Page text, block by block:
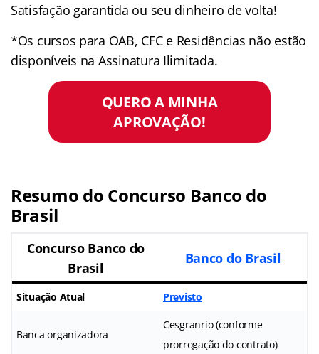
Satisfação garantida ou seu dinheiro de volta!
*Os cursos para OAB, CFC e Residências não estão
disponíveis na Assinatura Ilimitada.
QUERO A MINHA
APROVAÇÃO!
Resumo do Concurso Banco do
Brasil
Concurso Banco do
Brasil
Banco do Brasil
Situação Atual Previsto
Banca organizadora
Cesgranrio (conforme
prorrogação do contrato)